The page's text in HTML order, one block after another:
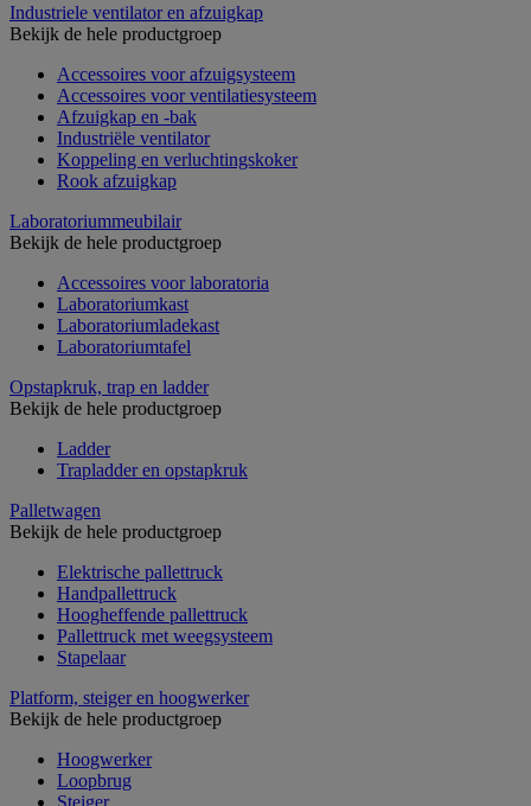
Industriele ventilator en afzuigkap
Bekijk de hele productgroep
Accessoires voor afzuigsysteem
Accessoires voor ventilatiesysteem
Afzuigkap en -bak
Industriële ventilator
Koppeling en verluchtingskoker
Rook afzuigkap
Laboratoriummeubilair
Bekijk de hele productgroep
Accessoires voor laboratoria
Laboratoriumkast
Laboratoriumladekast
Laboratoriumtafel
Opstapkruk, trap en ladder
Bekijk de hele productgroep
Ladder
Trapladder en opstapkruk
Palletwagen
Bekijk de hele productgroep
Elektrische pallettruck
Handpallettruck
Hoogheffende pallettruck
Pallettruck met weegsysteem
Stapelaar
Platform, steiger en hoogwerker
Bekijk de hele productgroep
Hoogwerker
Loopbrug
Steiger